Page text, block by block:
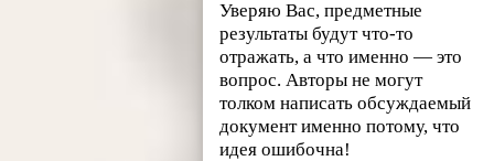
Уверяю Вас, предметные
результаты будут что-то
отражать, а что именно — это
вопрос. Авторы не могут
толком написать обсуждаемый
документ именно потому, что
идея ошибочна!